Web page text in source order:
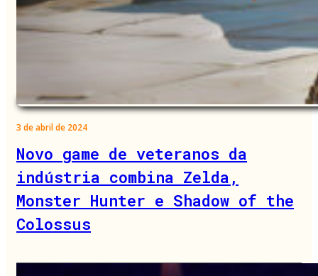
3 de abril de 2024
Novo game de veteranos da
indústria combina Zelda,
Monster Hunter e Shadow of the
Colossus